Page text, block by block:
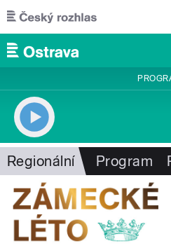
Přejít k hlavnímu obsahu
Regionální Program